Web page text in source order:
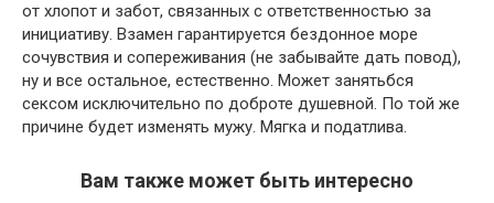
от хлопот и забот, связанных с ответственностью за
инициативу. Взамен гарантируется бездонное море
сочувствия и сопереживания (не забывайте дать повод),
ну и все остальное, естественно. Может занятьбся
сексом исключительно по доброте душевной. По той же
причине будет изменять мужу. Мягка и податлива.
Вам также может быть интересно